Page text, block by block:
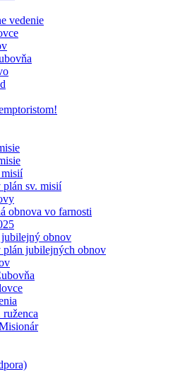
vedenie
misií
sv. misií
obnova vo farnosti
jubilejný obnov
plán jubilejných obnov